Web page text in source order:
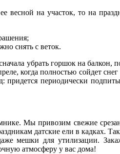
весной на участок, то на
снять с веток.
убрать горшок на балкон,
когда полностью сойдет
придется периодически
Мы привозим свежие
датские ели в кадках.
мешки для утилизации.
атмосферу у вас дома!